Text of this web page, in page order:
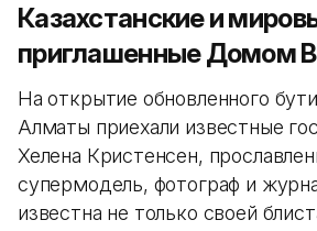
Казахстанские и
приглашенные Домом
На открытие обновленного
Алматы приехали известные
Хелена Кристенсен,
супермодель, фотограф и
известна не только своей